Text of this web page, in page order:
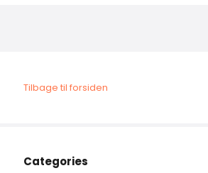
Tilbage til forsiden
Categories